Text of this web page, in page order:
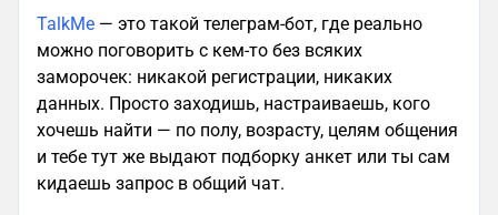
TalkMe — это такой телеграм-бот, где реально
можно поговорить с кем-то без всяких
заморочек: никакой регистрации, никаких
данных. Просто заходишь, настраиваешь, кого
хочешь найти — по полу, возрасту, целям общения
и тебе тут же выдают подборку анкет или ты сам
кидаешь запрос в общий чат.